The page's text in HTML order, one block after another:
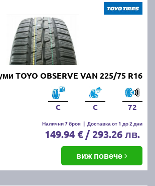
TOYO OBSERVE VAN 225/75 R16
C C 72
Налични 7 броя | Доставка от 1 до 2 дни
149.94 € / 293.26 лв.
виж повече